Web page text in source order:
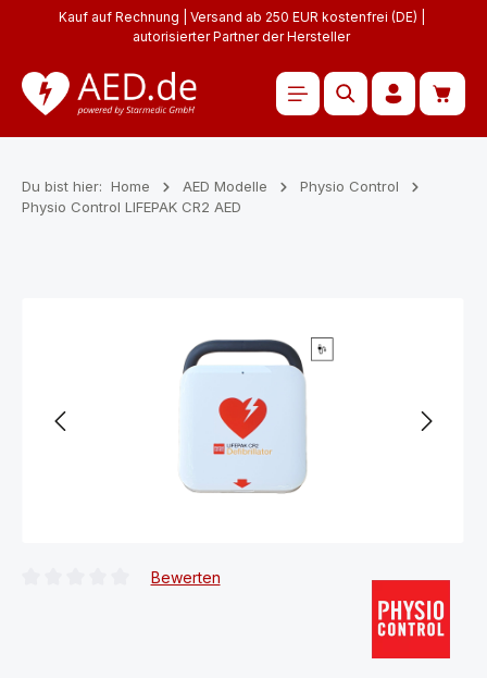
Zum Hauptinhalt springen
Kauf auf Rechnung | Versand ab 250 EUR kostenfrei (DE) |
autorisierter Partner der Hersteller
Du bist hier: Home AED Modelle
Physio Control
Physio Control LIFEPAK CR2 AED
Bewerten